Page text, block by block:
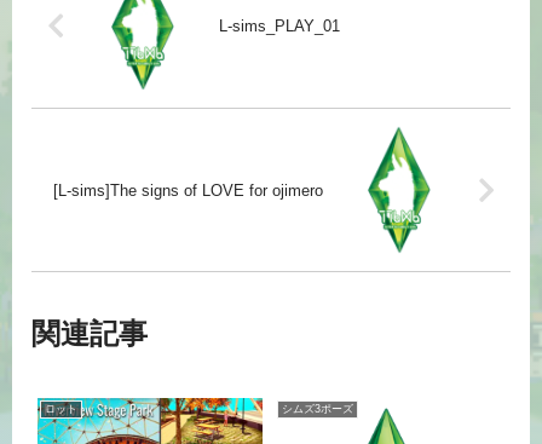
L-sims_PLAY_01
[L-sims]The signs of LOVE for ojimero
関連記事
ロット シムズ3ポーズ